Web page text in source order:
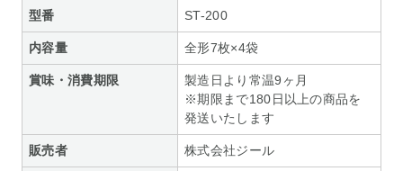
型番 ST-200
内容量 全形7枚×4袋
賞味・消費期限
製造日より常温9ヶ月
※期限まで180日以上の商品を
発送いたします
販売者 株式会社ジール